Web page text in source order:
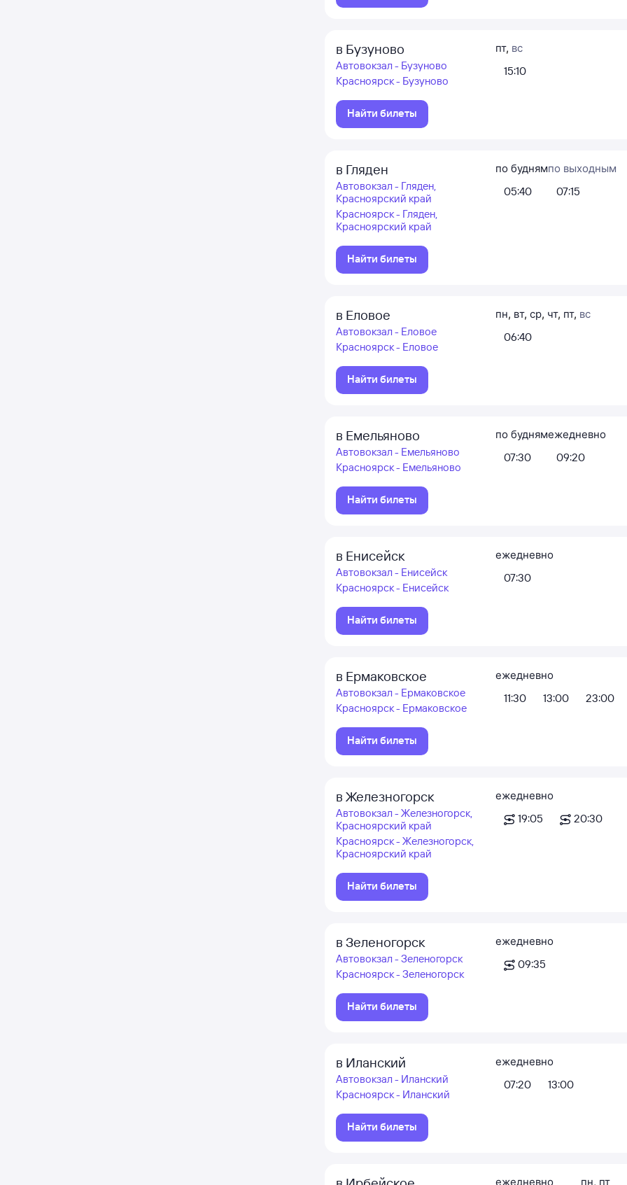
в Бузуново
Автовокзал - Бузуново
Красноярск - Бузуново
Найти билеты
пт, вс
15:10
в Гляден
Автовокзал - Гляден,
Красноярский край
Красноярск - Гляден,
Красноярский край
Найти билеты
по будням
05:40
по выходным
07:15
в Еловое
Автовокзал - Еловое
Красноярск - Еловое
Найти билеты
пн, вт, ср, чт, пт, вс
06:40
в Емельяново
Автовокзал - Емельяново
Красноярск - Емельяново
Найти билеты
по будням
07:30
ежедневно
09:20
в Енисейск
Автовокзал - Енисейск
Красноярск - Енисейск
Найти билеты
ежедневно
07:30
в Ермаковское
Автовокзал - Ермаковское
Красноярск - Ермаковское
Найти билеты
ежедневно
11:30
13:00 23:00
в Железногорск
Автовокзал - Железногорск,
Красноярский край
Красноярск - Железногорск,
Красноярский край
Найти билеты
ежедневно
19:05
20:30
в Зеленогорск
Автовокзал - Зеленогорск
Красноярск - Зеленогорск
Найти билеты
ежедневно
09:35
в Иланский
Автовокзал - Иланский
Красноярск - Иланский
Найти билеты
ежедневно
07:20
13:00
ежедневно пн, пт